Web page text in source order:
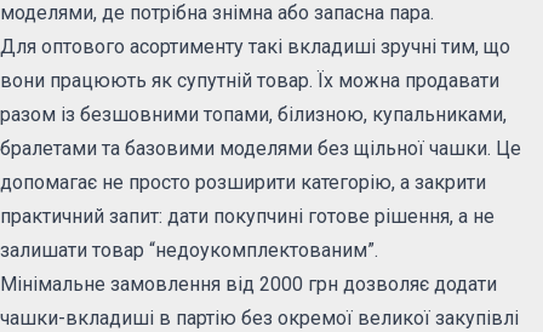
моделями, де потрібна знімна або запасна пара.
Для оптового асортименту такі вкладиші зручні тим, що
вони працюють як супутній товар. Їх можна продавати
разом із безшовними топами, білизною, купальниками,
бралетами та базовими моделями без щільної чашки. Це
допомагає не просто розширити категорію, а закрити
практичний запит: дати покупчині готове рішення, а не
залишати товар “недоукомплектованим”.
Мінімальне замовлення від 2000 грн дозволяє додати
чашки-вкладиші в партію без окремої великої закупівлі